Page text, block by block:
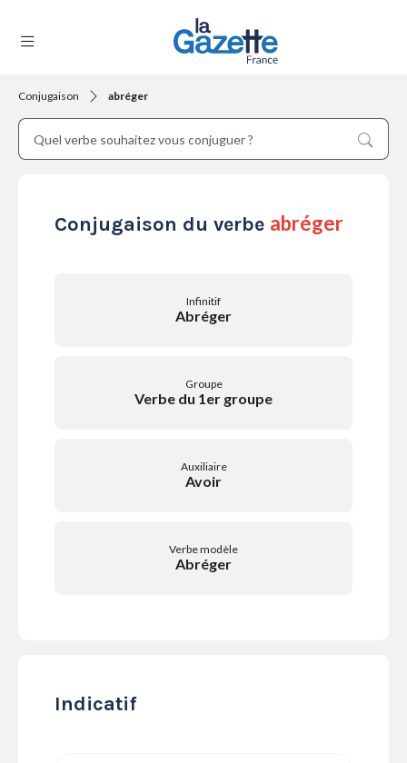
THÉMATIQUES
Conjugaison abréger
Conjugaison du verbe abréger
Infinitif
Abréger
Groupe
Verbe du 1er groupe
Auxiliaire
Avoir
Verbe modèle
Abréger
Indicatif